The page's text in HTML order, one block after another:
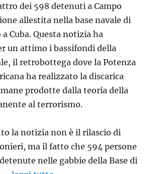
dei 598 detenuti a Campo
allestita nella base navale di
Cuba. Questa notizia ha
un attimo i bassifondi della
il retrobottega dove la Potenza
ha realizzato la discarica
prodotte dalla teoria della
al terrorismo.
la notizia non è il rilascio di
ma il fatto che 594 persone
nelle gabbie della Base di